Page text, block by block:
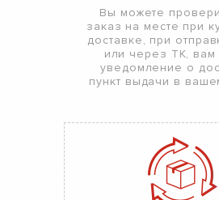
Вы можете
заказ на месте при
доставке, при
или через ТК, вам
уведомление о
пункт выдачи в